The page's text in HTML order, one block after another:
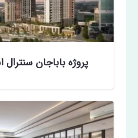
پروژه باباجان سنترال